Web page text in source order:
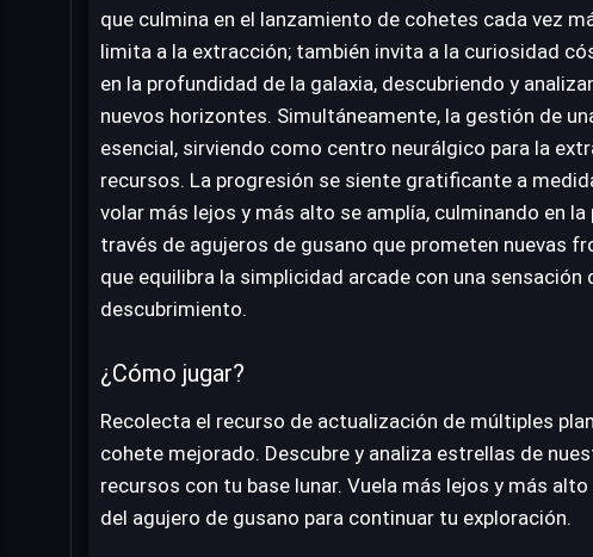
que culmina en el lanzamiento de cohetes cada vez
limita a la extracción; también invita a la curiosidad
en la profundidad de la galaxia, descubriendo y
nuevos horizontes. Simultáneamente, la gestión de
esencial, sirviendo como centro neurálgico para la
recursos. La progresión se siente gratificante a
volar más lejos y más alto se amplía, culminando en
través de agujeros de gusano que prometen nuevas
que equilibra la simplicidad arcade con una sensación
descubrimiento.
¿Cómo jugar?
Recolecta el recurso de actualización de múltiples
cohete mejorado. Descubre y analiza estrellas de
recursos con tu base lunar. Vuela más lejos y más
del agujero de gusano para continuar tu exploración.